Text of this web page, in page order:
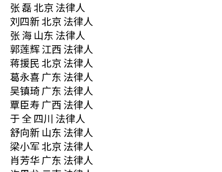
张 磊 北京 法律人
刘四新 北京 法律人
张 海 山东 法律人
郭莲辉 江西 法律人
蒋援民 北京 法律人
葛永喜 广东 法律人
吴镇琦 广东 法律人
覃臣寿 广西 法律人
于 全 四川 法律人
舒向新 山东 法律人
梁小军 北京 法律人
肖芳华 广东 法律人